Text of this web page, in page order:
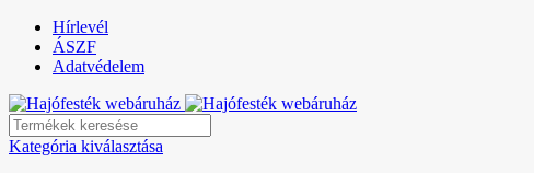
Hírlevél
ÁSZF
Adatvédelem
Kategória kiválasztása